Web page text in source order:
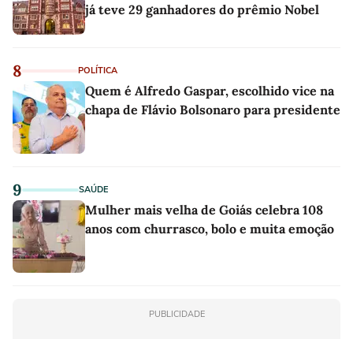
já teve 29 ganhadores do prêmio Nobel
8 POLÍTICA
Quem é Alfredo Gaspar, escolhido vice na
chapa de Flávio Bolsonaro para presidente
9 SAÚDE
Mulher mais velha de Goiás celebra 108
anos com churrasco, bolo e muita emoção
PUBLICIDADE